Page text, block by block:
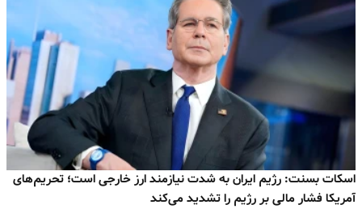
اسکات بسنت: رژیم ایران به‌ شدت نیازمند ارز خارجی است؛ تحریم‌های
آمریکا فشار مالی بر رژیم را تشدید می‌کند